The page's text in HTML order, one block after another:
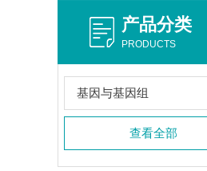
产品分类
PRODUCTS
基因与基因组
查看全部